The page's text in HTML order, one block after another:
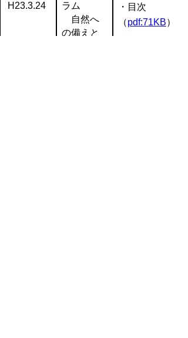
H23.3.24
ラム
自然へ
の備えと
・目次
（pdf:71KB）